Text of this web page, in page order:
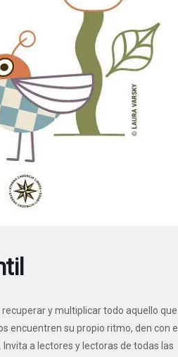
y multiplicar todo aquello que
encuentren su propio ritmo, den con el
a lectores y lectoras de todas las